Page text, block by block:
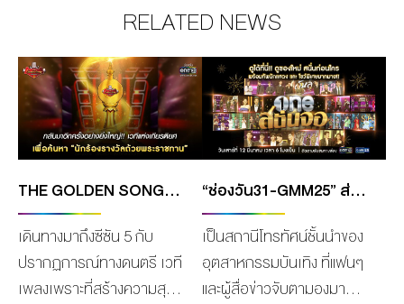
RELATED NEWS
THE GOLDEN SONG เวทีเพลงเพราะ ซีซั่น 5 กลับมาอีกครั้งอย่างยิ่งใหญ่! กับการค้นหา “นักร้องรางวัลถ้วยพระราชทาน”
เดินทางมาถึงซีซัน 5 กับ
ปรากฏการณ์ทางดนตรี เวที
เพลงเพราะที่สร้างความสุข
“ช่องวัน31-GMM25” ส่งทัพนักแสดง ลงคอนเทนต์สุดปัง 2022 ในรายการพิเศษ “วันสนั่นจอ มาแน่นๆ” 12 มี.ค.นี้
เป็นสถานีโทรทัศน์ชั้นนำของ
อุตสาหกรรมบันเทิง ที่แฟนๆ
และผู้สื่อข่าวจับตามองมา